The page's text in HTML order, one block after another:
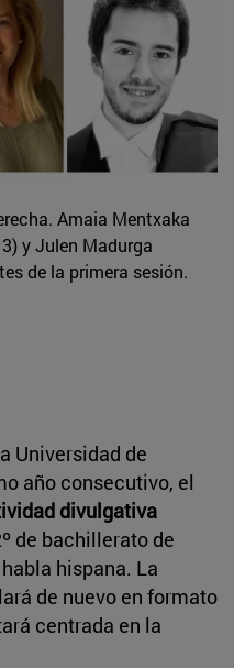
Amaia Mentxaka
y Julen Madurga
de la primera sesión.
Universidad de
año consecutivo, el
divulgativa
de bachillerato de
hispana. La
de nuevo en formato
centrada en la